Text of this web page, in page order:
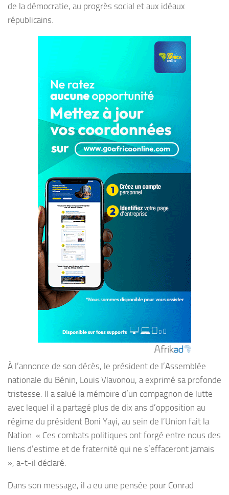
de la démocratie, au progrès social et aux idéaux
républicains.
À l’annonce de son décès, le président de l’Assemblée
nationale du Bénin, Louis Vlavonou, a exprimé sa profonde
tristesse. Il a salué la mémoire d’un compagnon de lutte
avec lequel il a partagé plus de dix ans d’opposition au
régime du président Boni Yayi, au sein de l’Union fait la
Nation. « Ces combats politiques ont forgé entre nous des
liens d’estime et de fraternité qui ne s’effaceront jamais
», a-t-il déclaré.
Dans son message, il a eu une pensée pour Conrad